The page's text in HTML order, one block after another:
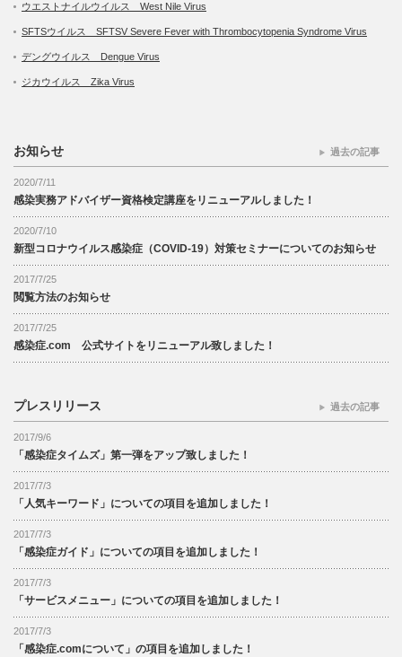
ウエストナイルウイルス West Nile Virus
SFTSウイルス SFTSV Severe Fever with Thrombocytopenia Syndrome Virus
デングウイルス Dengue Virus
ジカウイルス Zika Virus
お知らせ
2020/7/11
感染実務アドバイザー資格検定講座をリニューアルしました！
2020/7/10
新型コロナウイルス感染症（COVID-19）対策セミナーについてのお知らせ
2017/7/25
閲覧方法のお知らせ
2017/7/25
感染症.com 公式サイトをリニューアル致しました！
過去の記事
プレスリリース
2017/9/6
「感染症タイムズ」第一弾をアップ致しました！
2017/7/3
「人気キーワード」についての項目を追加しました！
2017/7/3
「感染症ガイド」についての項目を追加しました！
2017/7/3
「サービスメニュー」についての項目を追加しました！
2017/7/3
「感染症.comについて」の項目を追加しました！
過去の記事